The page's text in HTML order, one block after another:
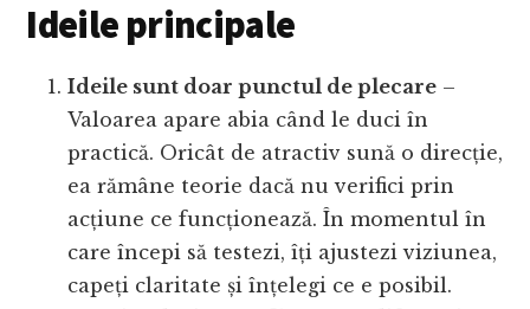
Ideile principale
Ideile sunt doar punctul de plecare –
Valoarea apare abia când le duci în
practică. Oricât de atractiv sună o direcție,
ea rămâne teorie dacă nu verifici prin
acțiune ce funcționează. În momentul în
care începi să testezi, îți ajustezi viziunea,
capeți claritate și înțelegi ce e posibil.